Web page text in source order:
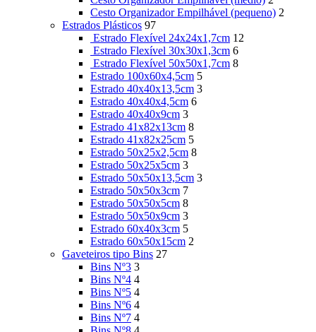
Cesto Organizador Empilhável (pequeno) 2
Estrados Plásticos 97
Estrado Flexível 24x24x1,7cm 12
Estrado Flexível 30x30x1,3cm 6
Estrado Flexível 50x50x1,7cm 8
Estrado 100x60x4,5cm 5
Estrado 40x40x13,5cm 3
Estrado 40x40x4,5cm 6
Estrado 40x40x9cm 3
Estrado 41x82x13cm 8
Estrado 41x82x25cm 5
Estrado 50x25x2,5cm 8
Estrado 50x25x5cm 3
Estrado 50x50x13,5cm 3
Estrado 50x50x3cm 7
Estrado 50x50x5cm 8
Estrado 50x50x9cm 3
Estrado 60x40x3cm 5
Estrado 60x50x15cm 2
Gaveteiros tipo Bins 27
Bins Nº3 3
Bins Nº4 4
Bins Nº5 4
Bins Nº6 4
Bins Nº7 4